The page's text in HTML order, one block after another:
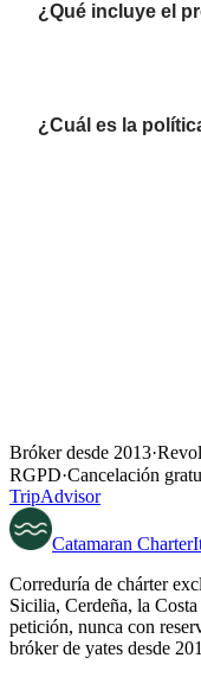
¿Qué incluye el
¿Cuál es la
Bróker desde 2013·
RGPD·Cancelación
TripAdvisor
Catamaran Charter
Correduría de chárter
Sicilia, Cerdeña, la
petición, nunca con
bróker de yates desde